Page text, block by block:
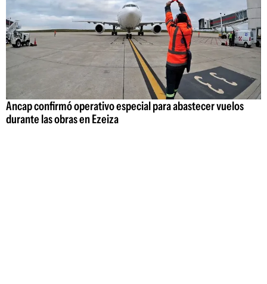
Ancap confirmó operativo especial para abastecer vuelos
durante las obras en Ezeiza